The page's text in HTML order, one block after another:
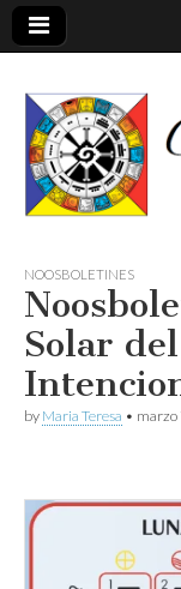
Onda
NOOSBOLETINES
Solar
by Maria Teresa • marzo